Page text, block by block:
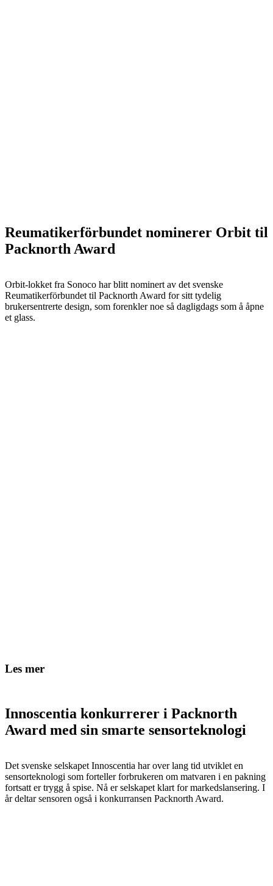
Reumatikerförbundet nominerer Orbit til
Packnorth Award
Orbit-lokket fra Sonoco har blitt nominert av det svenske
Reumatikerförbundet til Packnorth Award for sitt tydelig
brukersentrerte design, som forenkler noe så dagligdags som å åpne
et glass.
Les mer
Innoscentia konkurrerer i Packnorth
Award med sin smarte sensorteknologi
Det svenske selskapet Innoscentia har over lang tid utviklet en
sensorteknologi som forteller forbrukeren om matvaren i en pakning
fortsatt er trygg å spise. Nå er selskapet klart for markedslansering. I
år deltar sensoren også i konkurransen Packnorth Award.